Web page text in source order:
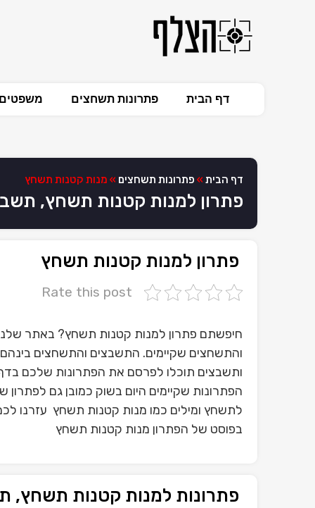
דף הבית פתרונות תשחצים משפטים
דף הבית » פתרונות תשחצים » מנות קטנות תשחץ
פתרון למנות קטנות תשחץ,
פתרון למנות קטנות תשחץ
Rate this post
חיפשתם פתרון למנות קטנות תשחץ? באתר
והתשחצים שקיימים. התשבצים והתשחצים
ותשבצים תוכלו לפרסם את הפתרונות שלכם
הפתרונות שקיימים היום בשוק כמובן גם
לתשחץ ומילים כמו מנות קטנות תשחץ עזרנו
בפוסט של הפתרון מנות קטנות תשחץ
פתרונות למנות קטנות תשחץ,